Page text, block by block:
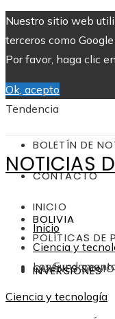
Nuestro sitio web
terceros como
Por favor, haga clic
Ok, acepto
Tendencia
BOLETÍN DE
CONTACTO
INICIO
POLÍTICAS DE
QUIÉNES
NOTICIAS
BOLIVIA
INVERSIONES
Inicio
Ciencia y
Los
Ciencia y tecnología